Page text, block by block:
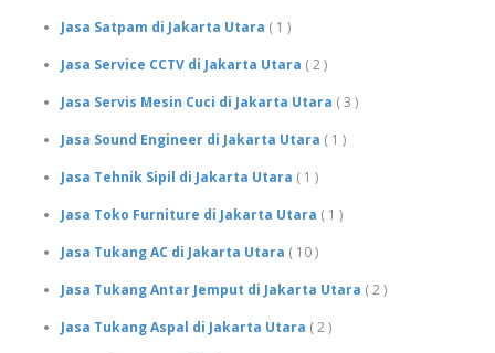
Jasa Satpam di Jakarta Utara ( 1 )
Jasa Service CCTV di Jakarta Utara ( 2 )
Jasa Servis Mesin Cuci di Jakarta Utara ( 3 )
Jasa Sound Engineer di Jakarta Utara ( 1 )
Jasa Tehnik Sipil di Jakarta Utara ( 1 )
Jasa Toko Furniture di Jakarta Utara ( 1 )
Jasa Tukang AC di Jakarta Utara ( 10 )
Jasa Tukang Antar Jemput di Jakarta Utara ( 2 )
Jasa Tukang Aspal di Jakarta Utara ( 2 )